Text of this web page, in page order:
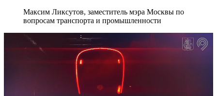
Максим Ликсутов, заместитель мэра Москвы по
вопросам транспорта и промышленности